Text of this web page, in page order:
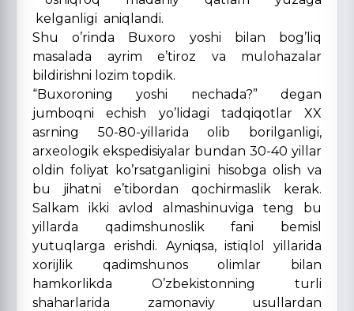
kelganligi aniqlandi.
Shu o’rinda Buxoro yoshi bilan bog’liq
masalada ayrim e’tiroz va mulohazalar
bildirishni lozim topdik.
“Buxoroning yoshi nechada?” degan
jumboqni echish yo’lidagi tadqiqotlar XX
asrning 50-80-yillarida olib borilganligi,
arxeologik ekspedisiyalar bundan 30-40 yillar
oldin foliyat ko’rsatganligini hisobga olish va
bu jihatni e’tibordan qochirmaslik kerak.
Salkam ikki avlod almashinuviga teng bu
yillarda qadimshunoslik fani bemisl
yutuqlarga erishdi. Ayniqsa, istiqlol yillarida
xorijlik qadimshunos olimlar bilan
hamkorlikda O’zbekistonning turli
shaharlarida zamonaviy usullardan